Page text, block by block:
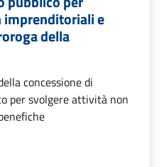
e
della
concessione di
per svolgere attività non